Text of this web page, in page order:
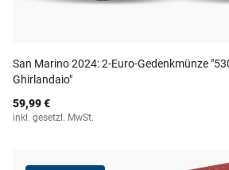
San Marino 2024: 2-Euro-Gedenkmünze
Ghirlandaio"
59,99 €
inkl. gesetzl. MwSt.